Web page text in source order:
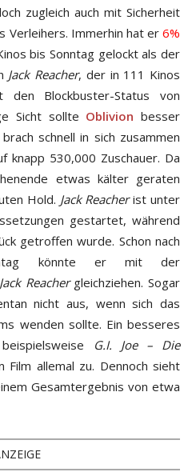
zugleich auch mit Sicherheit
Verleihers. Immerhin hat er 6%
bis Sonntag gelockt als der
Jack Reacher, der in 111 Kinos
Blockbuster-Status von
Sicht sollte Oblivion besser
schnell in sich zusammen
knapp 530,000 Zuschauer. Da
etwas kälter geraten
Hold. Jack Reacherist unter
gestartet, während
getroffen wurde. Schon nach
könnte er mit der
Jack Reacher gleichziehen. Sogar
nicht aus, wenn sich das
wenden sollte. Ein besseres
G.I. Joe – Die
allemal zu. Dennoch sieht
Gesamtergebnis von etwa